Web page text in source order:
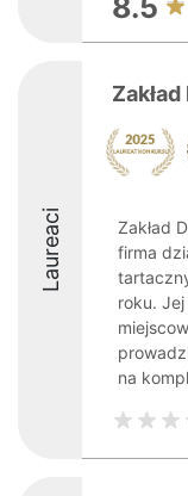
8.5
Laureaci
Zakład
firma
roku.
na